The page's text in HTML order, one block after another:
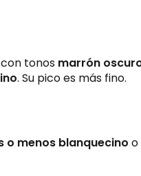
tonos marrón
. Su pico es más fino.
o menos blanquecino o